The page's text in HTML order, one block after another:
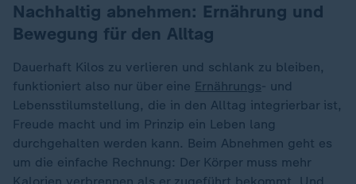
Nachhaltig abnehmen: Ernährung und
Bewegung für den Alltag
Dauerhaft Kilos zu verlieren und schlank zu bleiben,
funktioniert also nur über eine Ernährungs- und
Lebensstilumstellung, die in den Alltag integrierbar ist,
Freude macht und im Prinzip ein Leben lang
durchgehalten werden kann. Beim Abnehmen geht es
um die einfache Rechnung: Der Körper muss mehr